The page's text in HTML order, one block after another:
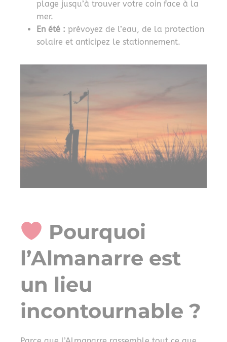
plage jusqu’à trouver votre coin face à la
mer.
En été : prévoyez de l’eau, de la protection
solaire et anticipez le stationnement.
Pourquoi
l’Almanarre est
un lieu
incontournable ?